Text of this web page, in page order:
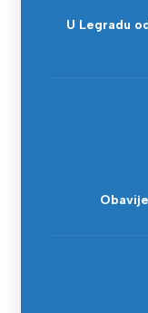
U Legradu